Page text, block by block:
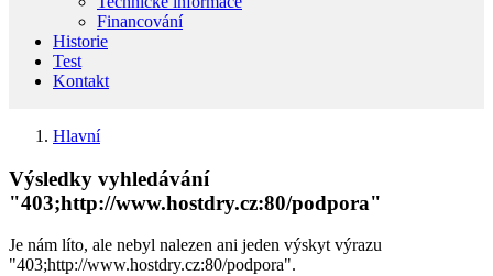
Financování
Historie
Test
Kontakt
Hlavní
Výsledky vyhledávání
"403;http://www.hostdry.cz:80/podpora"
Je nám líto, ale nebyl nalezen ani jeden výskyt výrazu
"403;http://www.hostdry.cz:80/podpora".